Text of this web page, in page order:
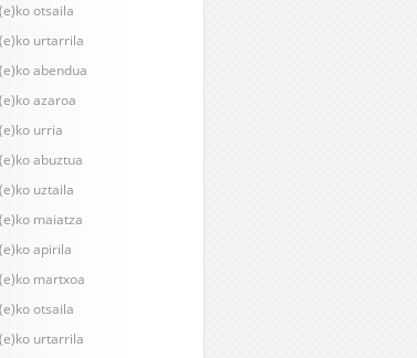
otsaila
urtarrila
abendua
azaroa
urria
abuztua
uztaila
maiatza
apirila
martxoa
otsaila
urtarrila